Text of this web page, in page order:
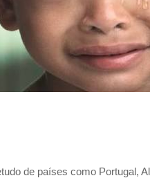
de países como Portugal,